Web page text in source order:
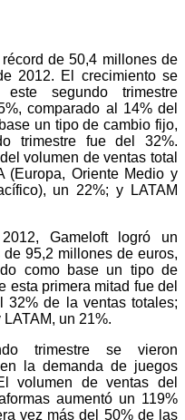
de 50,4 millones de
2012. El crecimiento se
este segundo trimestre
comparado al 14% del
un tipo de cambio fijo,
trimestre fue del 32%.
volumen de ventas total
(Europa, Oriente Medio y
un 22%; y LATAM
Gameloft logró un
95,2 millones de euros,
como base un tipo de
esta primera mitad fue del
32% de la ventas totales;
un 21%.
trimestre se vieron
la demanda de juegos
volumen de ventas del
aumentó un 119%
vez más del 50% de las